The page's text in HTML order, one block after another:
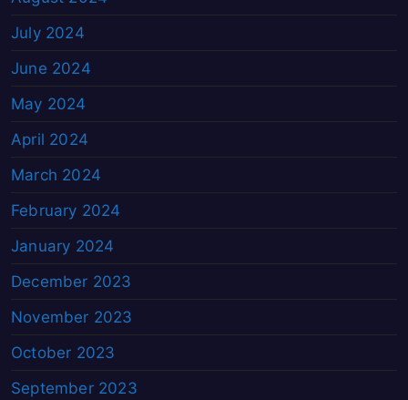
July 2024
June 2024
May 2024
April 2024
March 2024
February 2024
January 2024
December 2023
November 2023
October 2023
September 2023